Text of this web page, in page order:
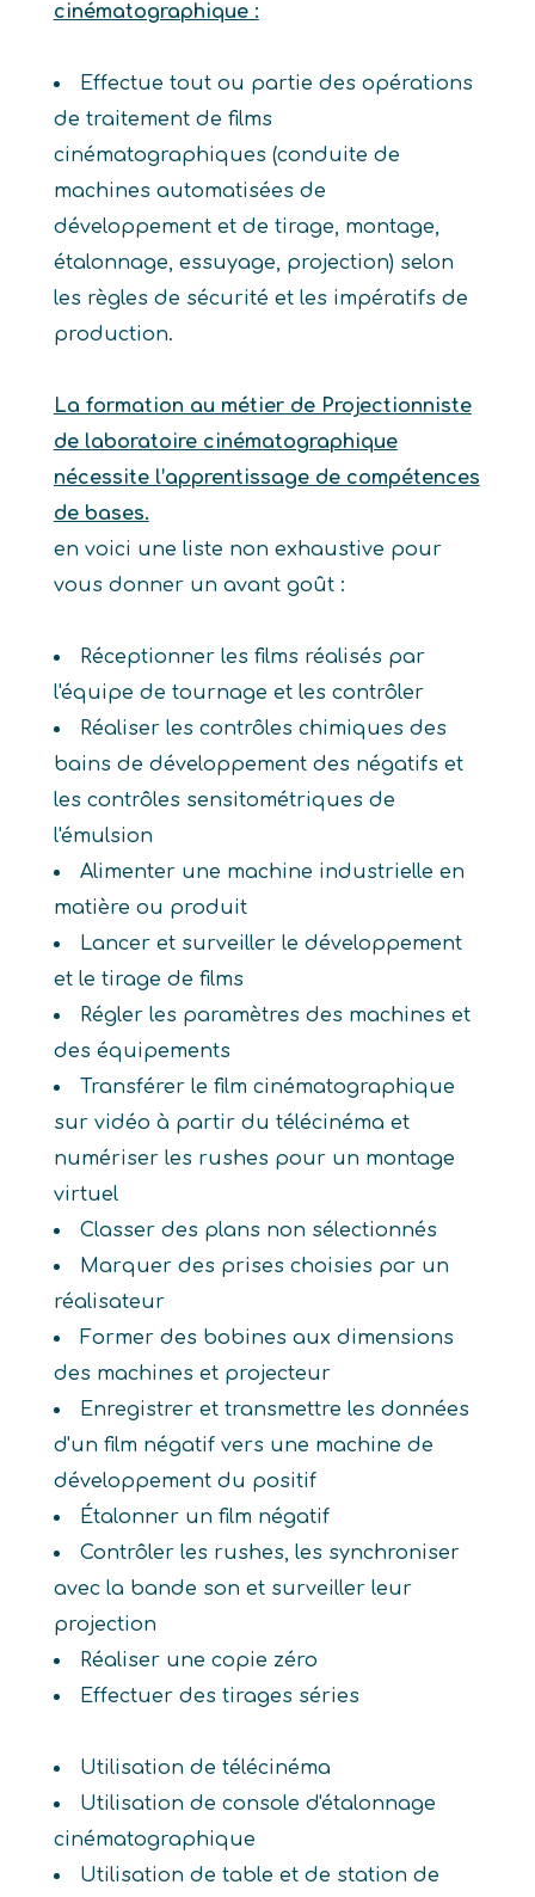
cinématographique :
Effectue tout ou partie des opérations
de traitement de films
cinématographiques (conduite de
machines automatisées de
développement et de tirage, montage,
étalonnage, essuyage, projection) selon
les règles de sécurité et les impératifs de
production.
La formation au métier de Projectionniste
de laboratoire cinématographique
nécessite l’apprentissage de compétences
de bases.
en voici une liste non exhaustive pour
vous donner un avant goût :
Réceptionner les films réalisés par
l'équipe de tournage et les contrôler
Réaliser les contrôles chimiques des
bains de développement des négatifs et
les contrôles sensitométriques de
l'émulsion
Alimenter une machine industrielle en
matière ou produit
Lancer et surveiller le développement
et le tirage de films
Régler les paramètres des machines et
des équipements
Transférer le film cinématographique
sur vidéo à partir du télécinéma et
numériser les rushes pour un montage
virtuel
Classer des plans non sélectionnés
Marquer des prises choisies par un
réalisateur
Former des bobines aux dimensions
des machines et projecteur
Enregistrer et transmettre les données
d'un film négatif vers une machine de
développement du positif
Étalonner un film négatif
Contrôler les rushes, les synchroniser
avec la bande son et surveiller leur
projection
Réaliser une copie zéro
Effectuer des tirages séries
Utilisation de télécinéma
Utilisation de console d'étalonnage
cinématographique
Utilisation de table et de station de